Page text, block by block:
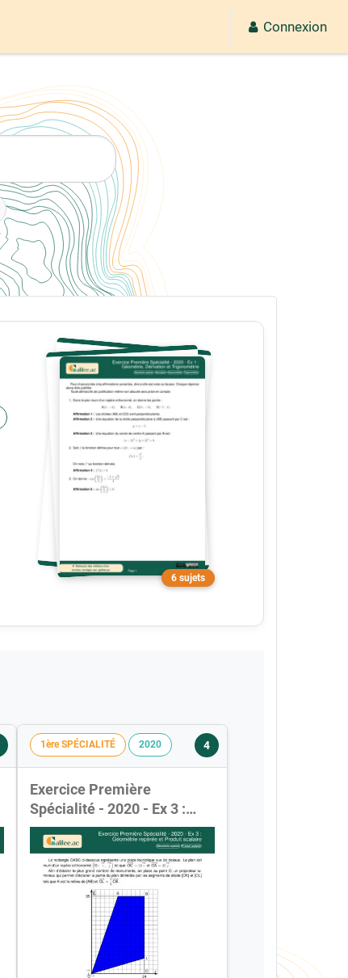
Connexion
2026
6 sujets
4
1ère SPÉCIALITÉ 2020
Exercice Première
Spécialité - 2020 - Ex 3 :
Géométrie repérée et
Produit scalaire